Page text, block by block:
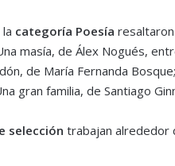
categoría Poesía resaltaron
masía, de Álex Nogués,
de María Fernanda
gran familia, de Santiago
selección trabajan alrededor